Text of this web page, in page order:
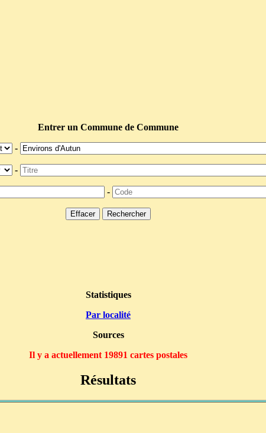
Entrer un Commune de Commune
-
-
-
Statistiques
Par localité
Sources
Il y a actuellement 19891 cartes postales
Résultats